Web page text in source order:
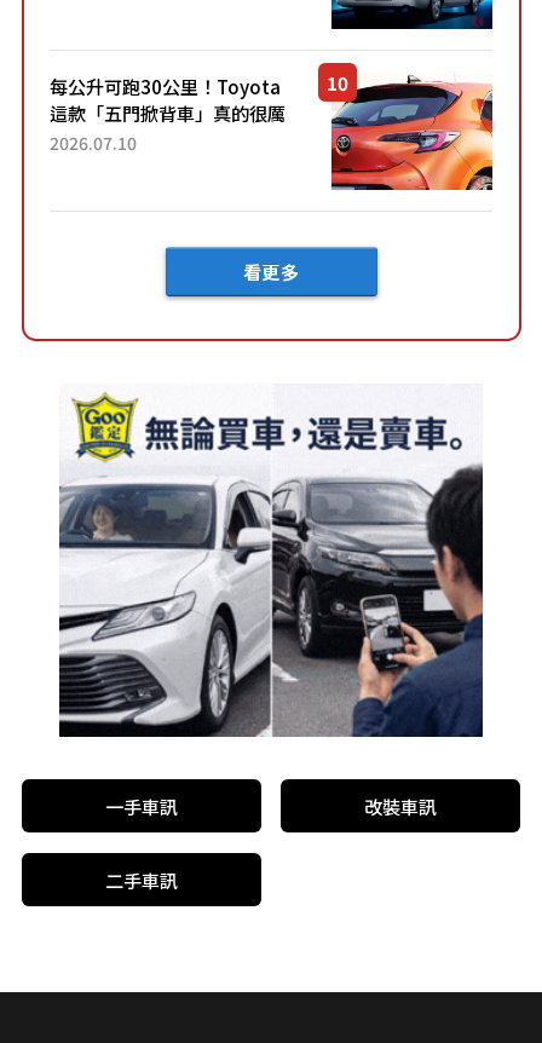
車？...
每公升可跑30公里！Toyota
這款「五門掀背車」真的很厲
害！ 擁有全長4.3公尺的「剛剛
2026.07.10
看更多
一手車訊 改裝車訊
二手車訊